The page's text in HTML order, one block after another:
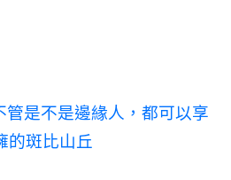
管是不是邊緣人，都可以享
的斑比山丘